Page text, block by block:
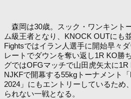
森岡は30歳。スック・ワンキント
ム級王者となり、KNOCK OUTにも
Fightsではイラン人選手に開始早々
レートでダウンを奪い返し1R KO勝
グではOFGマッチで山田虎矢太に
NJKFで開幕する55kgトーナメント
2024」にもエントリーしているため
られない一戦となる。